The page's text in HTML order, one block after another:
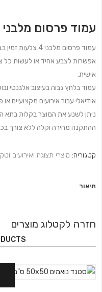
עמוד פרסום מלבני 4 צלעות
עמוד פרסום מלבני 4 צלעות זמין בגודל 3 מטר.
אפשרות לצבע אחיד או לעשות
אישית.
עמוד בלחץ גבוה בעיצוב אלגנטי
אידיאלי עבור אירועים מקצועיים
ניתן לשנע את המוצר בקלות בתא
ההתקנה מהירה וקלה ללא צורך
קטגוריה: מוצרי תצוגה ואירועים
תיאור
חזרה לקטלוג מוצרים